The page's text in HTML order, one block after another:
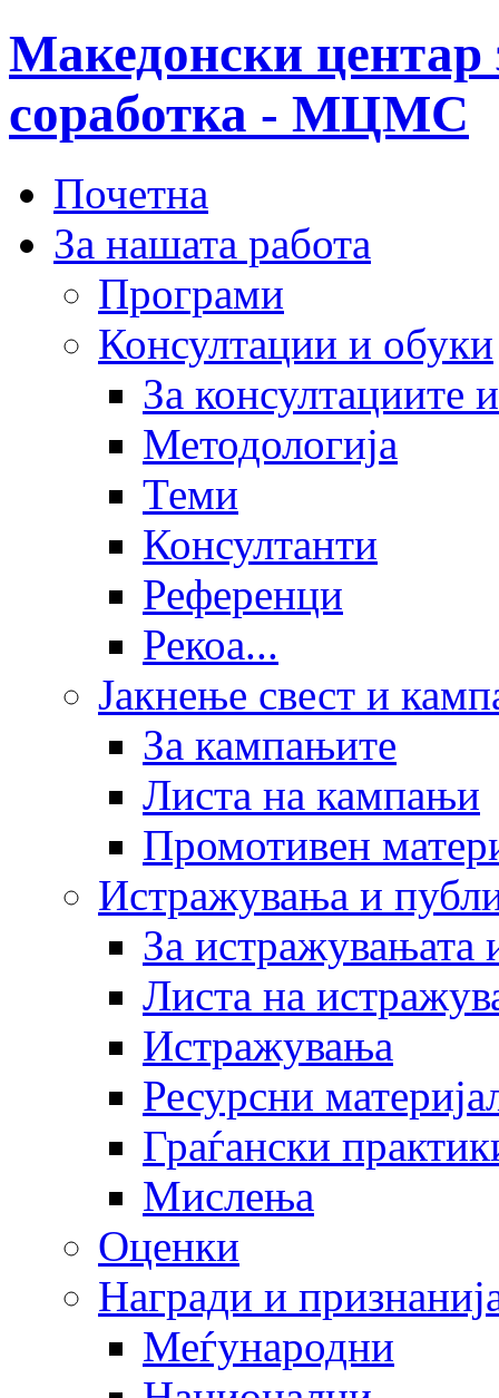
Македонски центар
соработка - МЦМС
Почетна
За нашата работа
Програми
Консултации и обуки
За консултациите
Методологија
Теми
Консултанти
Референци
Рекоа...
Јакнење свест и
За кампањите
Листа на кампањи
Промотивен
Истражувања и
За истражувањата
Листа на
Истражувања
Ресурсни
Граѓански
Мислења
Оценки
Награди и
Меѓународни